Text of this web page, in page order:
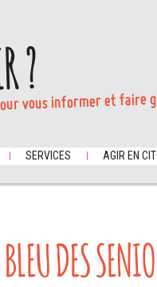
?
vous informer et faire
SERVICES AGIR EN
DES